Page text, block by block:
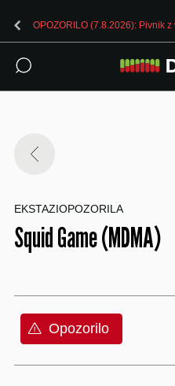
OPOZORILO (7.8.2026): Pivnik
EKSTAZIOPOZORILA
Squid Game (MDMA)
Opozorilo